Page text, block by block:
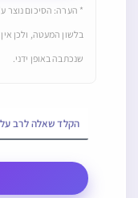
* הערה: הסיכום נוצר
בלשון המעטה, ולכן
שנכתבה באופן ידני.